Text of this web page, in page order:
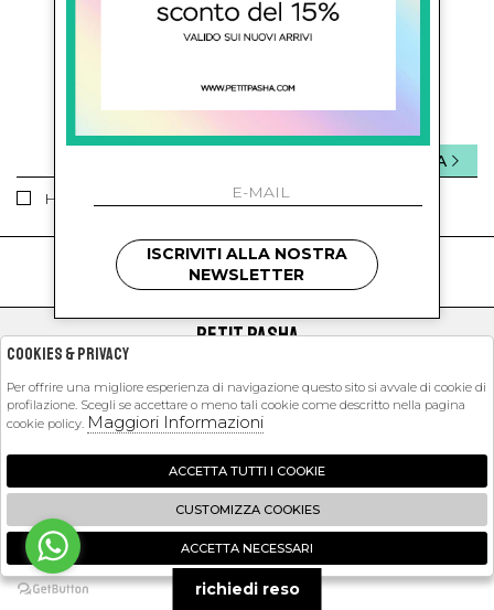
ISCRIVITI ALLA NEWSLETTER
Ho letto ed accettato le condizioni sulla privacy.
INVIA
kids
PETIT PASHA
EXTRA
2026 Petit Pasha - P.iva : 09423341214 Powered by
Zucchetti
🍪
ISCRIVITI ALLA NOSTRA
NEWSLETTER
richiedi reso
Cookies & Privacy
Per offrire una migliore esperienza di navigazione questo sito si avvale di cookie di
profilazione. Scegli se accettare o meno tali cookie come descritto nella pagina
cookie policy. Maggiori Informazioni
ACCETTA TUTTI I COOKIE
CUSTOMIZZA COOKIES
ACCETTA NECESSARI